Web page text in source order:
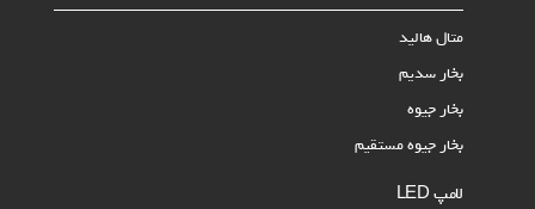
متال هالید
بخار سدیم
بخار جیوه
بخار جیوه مستقیم
لامپ LED